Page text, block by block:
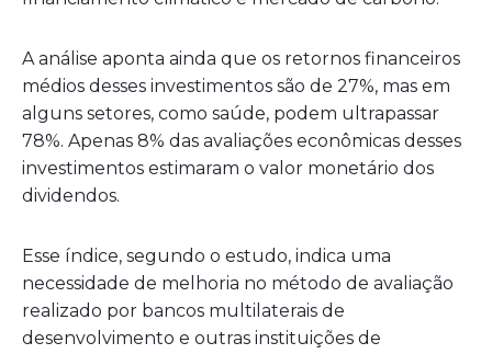
A análise aponta ainda que os retornos financeiros
médios desses investimentos são de 27%, mas em
alguns setores, como saúde, podem ultrapassar
78%. Apenas 8% das avaliações econômicas desses
investimentos estimaram o valor monetário dos
dividendos.
Esse índice, segundo o estudo, indica uma
necessidade de melhoria no método de avaliação
realizado por bancos multilaterais de
desenvolvimento e outras instituições de